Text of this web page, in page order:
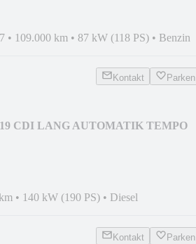
• 109.000 km • 87 kW (118 PS) • Benzin
Kontakt Parken
CDI LANG AUTOMATIK TEMPO
• 140 kW (190 PS) • Diesel
Kontakt Parken